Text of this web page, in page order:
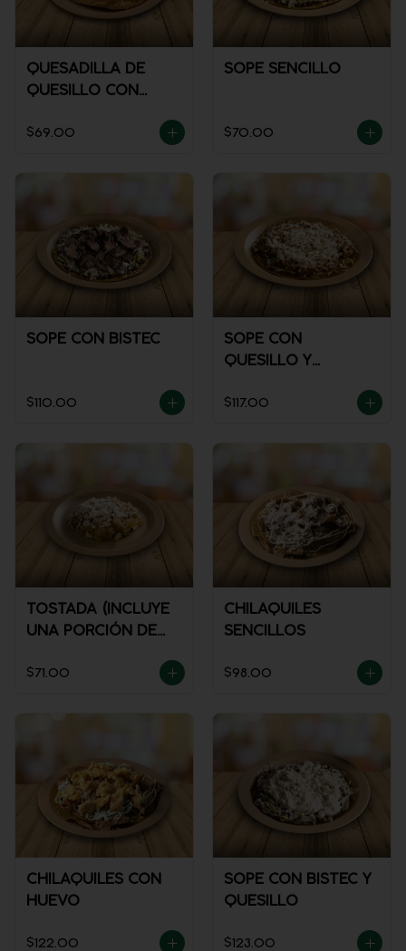
QUESADILLA DE
QUESILLO CON
$69.00
SOPE SENCILLO
$70.00
SOPE CON BISTEC
$110.00
SOPE CON
QUESILLO Y
$117.00
TOSTADA (INCLUYE
UNA PORCIÓN DE
$71.00
CHILAQUILES
SENCILLOS
$98.00
CHILAQUILES CON
HUEVO
$122.00
SOPE CON BISTEC Y
QUESILLO
$123.00